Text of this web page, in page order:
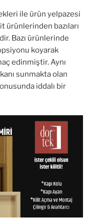
ile ürün yelpazesi
ürünlerinden bazıları
Bazı ürünlerinde
koyarak
edinmiştir. Aynı
sunmakta olan
iddalı bir